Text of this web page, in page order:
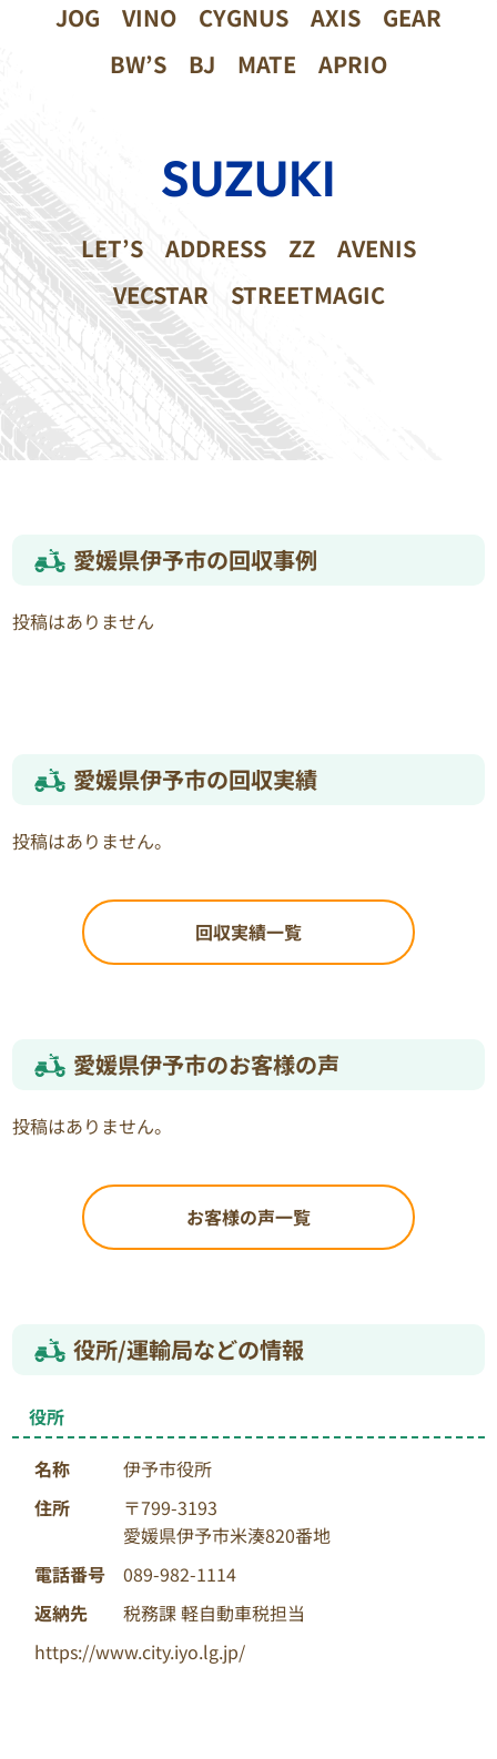
JOG VINO CYGNUS AXIS
GEAR
BW’S
BJ MATE APRIO
SUZUKI
LET’S ADDRESS ZZ
AVENIS
VECSTAR
STREETMAGIC
愛媛県伊予市の回収事例
投稿はありません
愛媛県伊予市の回収実績
投稿はありません。
回収実績一覧
愛媛県伊予市のお客様の声
投稿はありません。
お客様の声一覧
役所/運輸局などの情報
役所
名称
伊予市役所
住所
〒799-3193
愛媛県伊予市米湊820番地
電話番号
089-982-1114
返納先
税務課 軽自動車税担当
https://www.city.iyo.lg.jp/